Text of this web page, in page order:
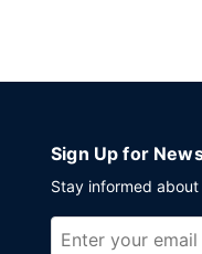
Sign Up for
Stay informed